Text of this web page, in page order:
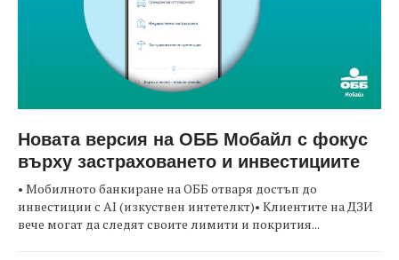
Новата версия на ОББ Мобайл с фокус
върху застраховането и инвестициите
• Мобилното банкиране на ОББ отваря достъп до
инвестиции с AI (изкуствен интетелкт)• Клиентите на ДЗИ
вече могат да следят своите лимити и покрития...